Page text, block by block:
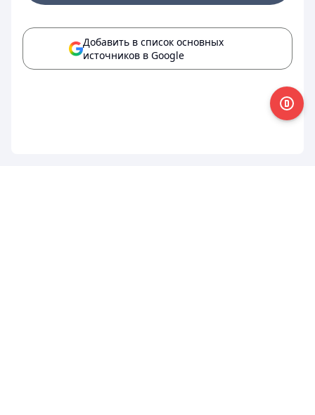
Добавить в список основных
источников в Google